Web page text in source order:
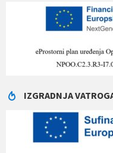
IZGRADNJA